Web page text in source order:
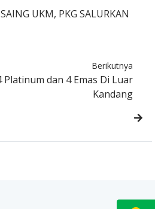
UKM, PKG SALURKAN
Berikutnya
Platinum dan 4 Emas Di Luar
Kandang